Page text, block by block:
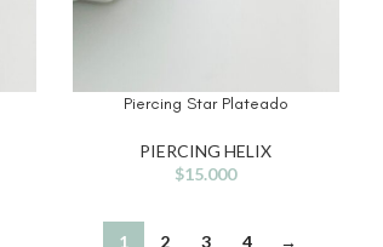
Piercing Star Plateado
PIERCING HELIX
$15.000
1 2 3 4 →